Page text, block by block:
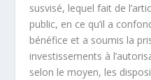
susvisé, lequel fait de
public, en ce qu’il a
bénéfice et a soumis la
investissements à
selon le moyen, les